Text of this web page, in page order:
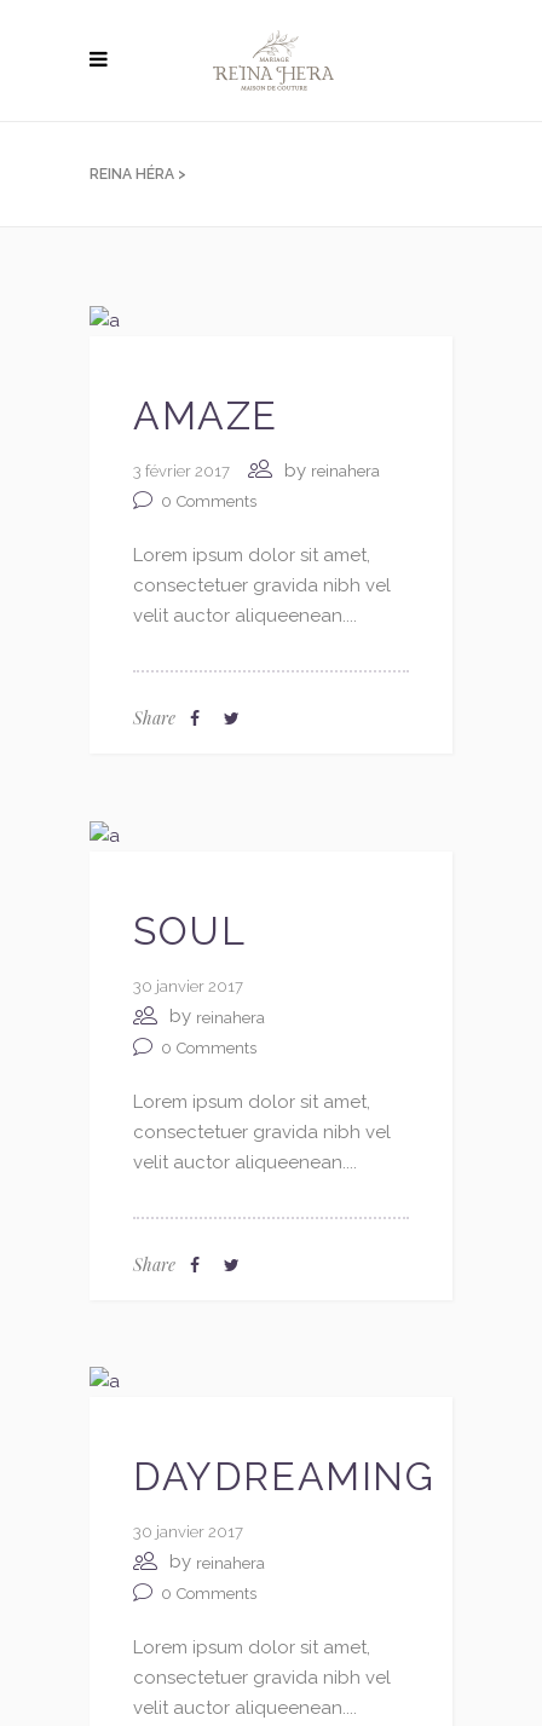
REINA HÉRA >
AMAZE
3 février 2017 by reinahera
0 Comments
Lorem ipsum dolor sit amet,
consectetuer gravida nibh vel
velit auctor aliqueenean....
Share
SOUL
30 janvier 2017
by reinahera
0 Comments
Lorem ipsum dolor sit amet,
consectetuer gravida nibh vel
velit auctor aliqueenean....
Share
DAYDREAMING
30 janvier 2017
by reinahera
0 Comments
Lorem ipsum dolor sit amet,
consectetuer gravida nibh vel
velit auctor aliqueenean....